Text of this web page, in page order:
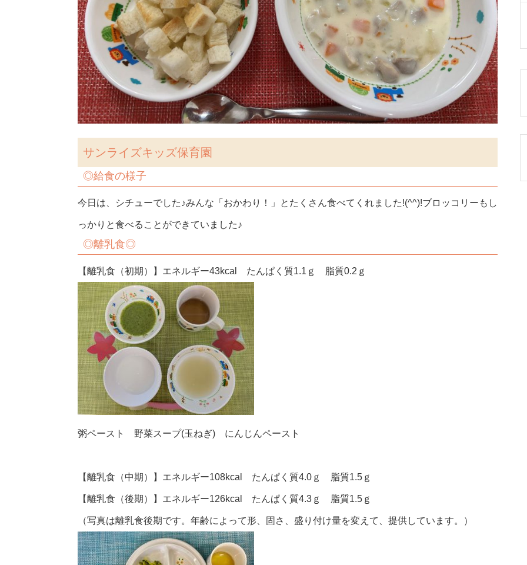
サンライズキッズ保育園
◎給食の様子
今日は、シチューでした♪みんな「おかわり！」とたくさん食べてくれました!(^^)!ブロッコリーもし
っかりと食べることができていました♪
◎離乳食◎
【離乳食（初期）】エネルギー43kcal たんぱく質1.1ｇ 脂質0.2ｇ
粥ペースト 野菜スープ(玉ねぎ) にんじんペースト
【離乳食（中期）】エネルギー108kcal たんぱく質4.0ｇ 脂質1.5ｇ
【離乳食（後期）】エネルギー126kcal たんぱく質4.3ｇ 脂質1.5ｇ
（写真は離乳食後期です。年齢によって形、固さ、盛り付け量を変えて、提供しています。）